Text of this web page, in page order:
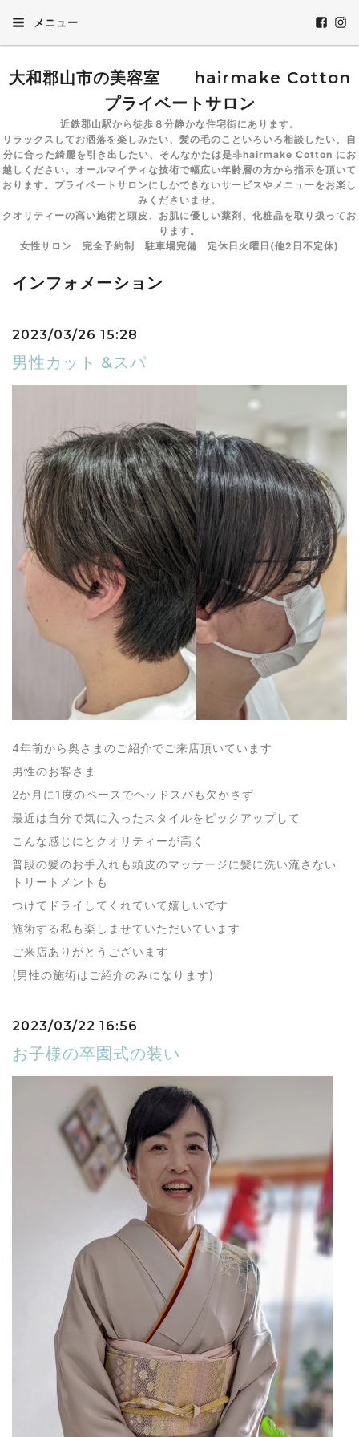
メニュー
大和郡山市の美容室 hairmake Cotton
プライベートサロン
近鉄郡山駅から徒歩８分静かな住宅街にあります。
リラックスしてお洒落を楽しみたい、髪の毛のこといろいろ相談したい、自
分に合った綺麗を引き出したい、そんなかたは是非hairmake Cotton にお
越しください。オールマイティな技術で幅広い年齢層の方から指示を頂いて
おります。プライベートサロンにしかできないサービスやメニューをお楽し
みくださいませ。
クオリティーの高い施術と頭皮、お肌に優しい薬剤、化粧品を取り扱ってお
ります。
女性サロン 完全予約制 駐車場完備 定休日火曜日(他2日不定休)
インフォメーション
2023/03/26 15:28
男性カット &スパ
4年前から奥さまのご紹介でご来店頂いています
男性のお客さま
2か月に1度のペースでヘッドスパも欠かさず
最近は自分で気に入ったスタイルをピックアップして
こんな感じにとクオリティーが高く
普段の髪のお手入れも頭皮のマッサージに髪に洗い流さない
トリートメントも
つけてドライしてくれていて嬉しいです
施術する私も楽しませていただいています
ご来店ありがとうございます
(男性の施術はご紹介のみになります)
2023/03/22 16:56
お子様の卒園式の装い